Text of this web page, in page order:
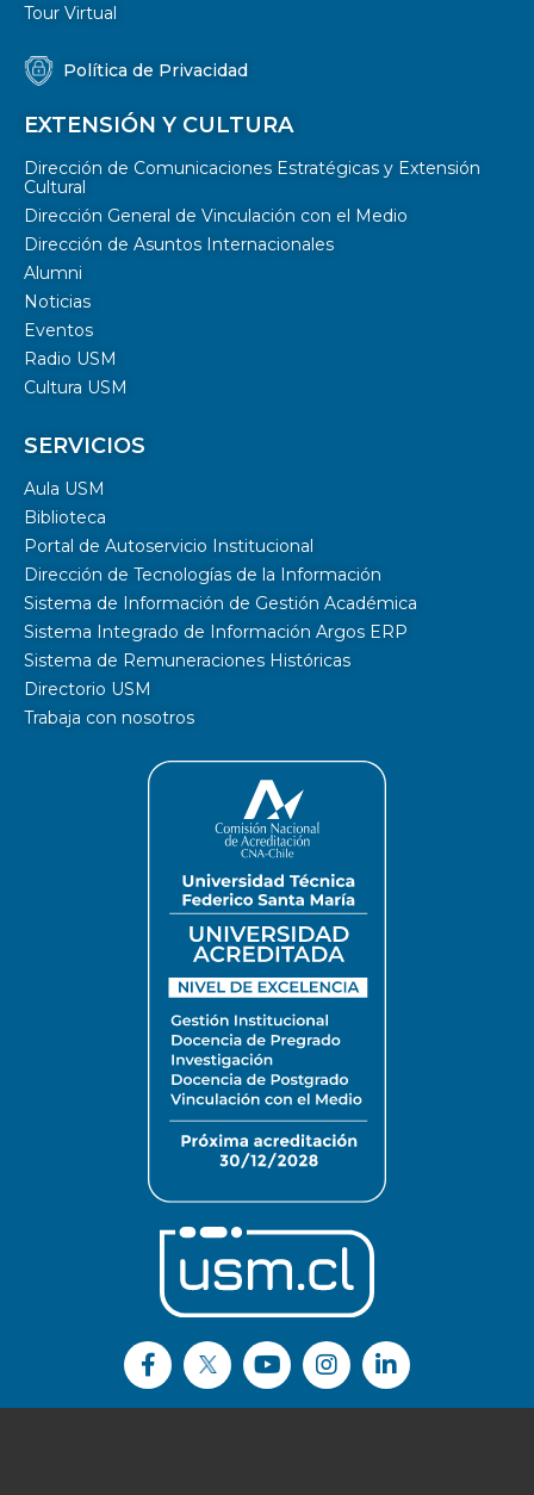
Tour Virtual
Política de Privacidad
EXTENSIÓN Y CULTURA
Dirección de Comunicaciones Estratégicas y Extensión
Cultural
Dirección General de Vinculación con el Medio
Dirección de Asuntos Internacionales
Alumni
Noticias
Eventos
Radio USM
Cultura USM
SERVICIOS
Aula USM
Biblioteca
Portal de Autoservicio Institucional
Dirección de Tecnologías de la Información
Sistema de Información de Gestión Académica
Sistema Integrado de Información Argos ERP
Sistema de Remuneraciones Históricas
Directorio USM
Trabaja con nosotros